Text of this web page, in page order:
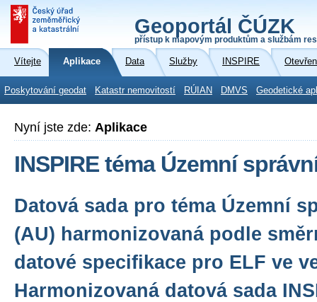
Geoportál ČÚZK
přístup k mapovým produktům a službám
Vítejte Aplikace Data Služby INSPIRE
Poskytování geodat Katastr nemovitostí RÚIAN DMVS Geodetické
Nyní jste zde: Aplikace
INSPIRE téma Územní
Datová sada pro téma Územní
(AU) harmonizovaná podle
datové specifikace pro ELF ve
Harmonizovaná datová sada